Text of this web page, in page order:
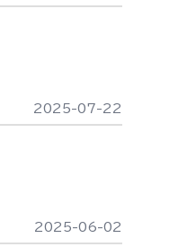
2025-07-22
2025-06-02